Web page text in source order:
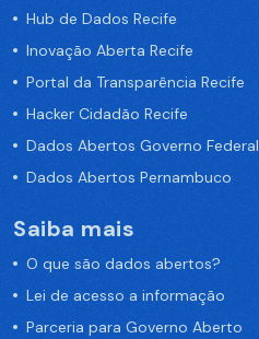
Hub de Dados Recife
Inovação Aberta Recife
Portal da Transparência Recife
Hacker Cidadão Recife
Dados Abertos Governo Federal
Dados Abertos Pernambuco
Saiba mais
O que são dados abertos?
Lei de acesso a informação
Parceria para Governo Aberto